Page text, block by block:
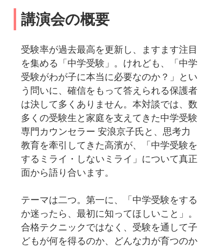
講演会の概要
受験率が過去最高を更新し、ますます注目
を集める「中学受験」。けれども、「中学
受験がわが子に本当に必要なのか？」とい
う問いに、確信をもって答えられる保護者
は決して多くありません。本対談では、数
多くの受験生と家庭を支えてきた中学受験
専門カウンセラー 安浪京子氏と、思考力
教育を牽引してきた高濱が、「中学受験を
するミライ・しないミライ」について真正
面から語り合います。
テーマは二つ。第一に、「中学受験をする
か迷ったら、最初に知ってほしいこと」。
合格テクニックではなく、受験を通して子
どもが何を得るのか、どんな力が育つのか